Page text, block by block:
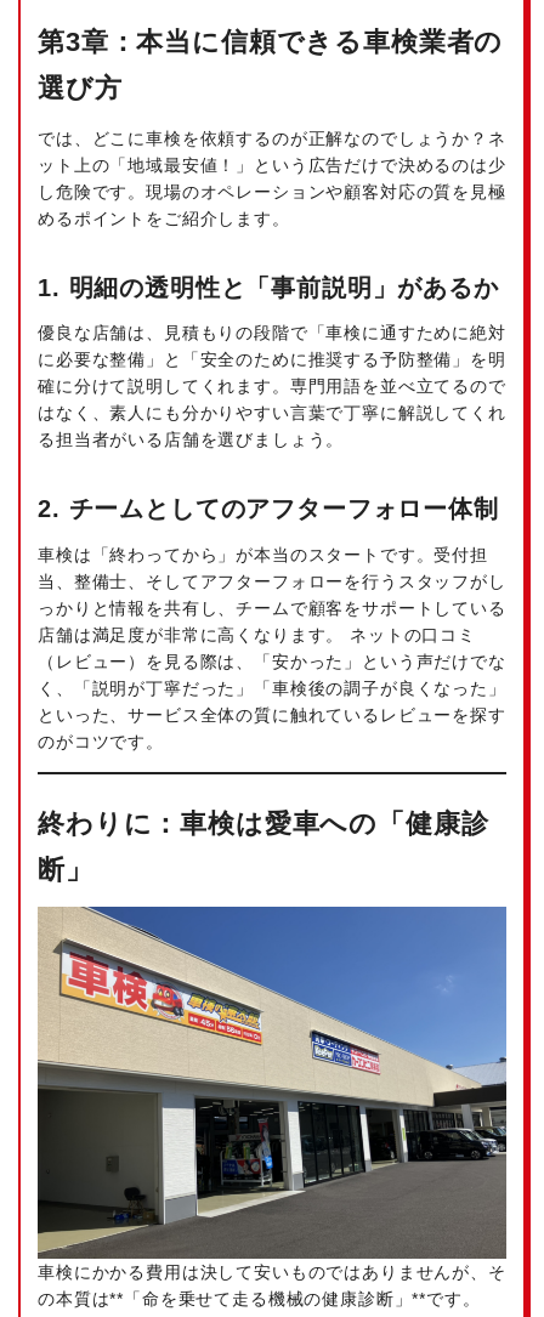
第3章：本当に信頼できる車検業者の
選び方
では、どこに車検を依頼するのが正解なのでしょうか？ネ
ット上の「地域最安値！」という広告だけで決めるのは少
し危険です。現場のオペレーションや顧客対応の質を見極
めるポイントをご紹介します。
1. 明細の透明性と「事前説明」があるか
優良な店舗は、見積もりの段階で「車検に通すために絶対
に必要な整備」と「安全のために推奨する予防整備」を明
確に分けて説明してくれます。専門用語を並べ立てるので
はなく、素人にも分かりやすい言葉で丁寧に解説してくれ
る担当者がいる店舗を選びましょう。
2. チームとしてのアフターフォロー体制
車検は「終わってから」が本当のスタートです。受付担
当、整備士、そしてアフターフォローを行うスタッフがし
っかりと情報を共有し、チームで顧客をサポートしている
店舗は満足度が非常に高くなります。 ネットの口コミ
（レビュー）を見る際は、「安かった」という声だけでな
く、「説明が丁寧だった」「車検後の調子が良くなった」
といった、サービス全体の質に触れているレビューを探す
のがコツです。
終わりに：車検は愛車への「健康診
断」
車検にかかる費用は決して安いものではありませんが、そ
の本質は**「命を乗せて走る機械の健康診断」**です。